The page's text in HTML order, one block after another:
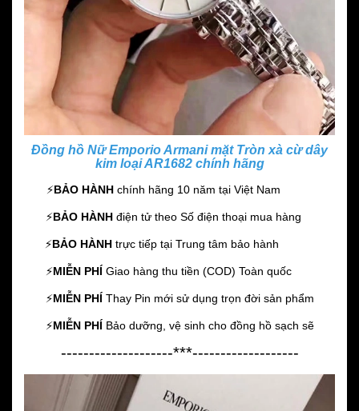
Đồng hồ Nữ Emporio Armani mặt Tròn xà cừ dây
kim loại AR1682 chính hãng
⚡️BẢO HÀNH chính hãng 10 năm tại Việt Nam
⚡️BẢO HÀNH điện tử theo Số điện thoại mua hàng
⚡️BẢO HÀNH trực tiếp tại Trung tâm bảo hành
⚡️MIỄN PHÍ Giao hàng thu tiền (COD) Toàn quốc
⚡️MIỄN PHÍ Thay Pin mới sử dụng trọn đời sản phẩm
⚡️MIỄN PHÍ Bảo dưỡng, vệ sinh cho đồng hồ sạch sẽ
--------------------***-------------------